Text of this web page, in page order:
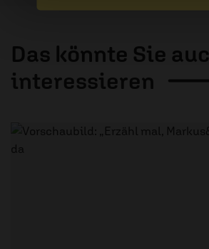
Das könnte Sie
interessieren